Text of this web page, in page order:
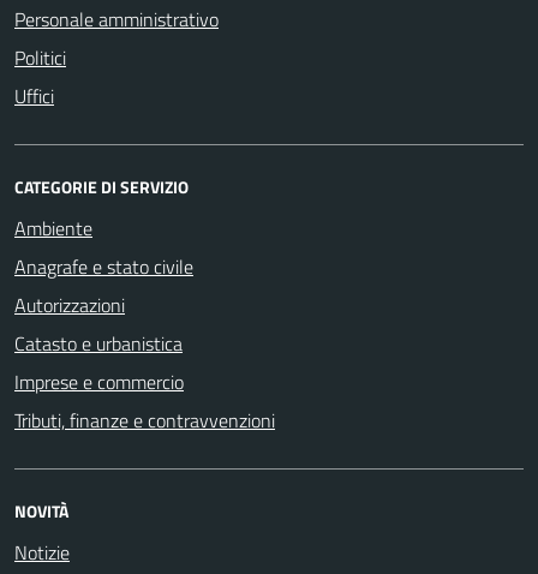
Personale amministrativo
Politici
Uffici
CATEGORIE DI SERVIZIO
Ambiente
Anagrafe e stato civile
Autorizzazioni
Catasto e urbanistica
Imprese e commercio
Tributi, finanze e contravvenzioni
NOVITÀ
Notizie